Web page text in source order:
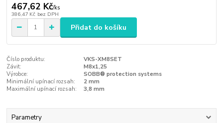
467,62 Kč/ks
386,47 Kč bez DPH
Přidat do košíku
Číslo produktu:
VKS-XM8SET
Závit:
M8x1,25
Výrobce:
SOBB® protection systems
Minimální upínací rozsah:
2 mm
Maximální upínací rozsah:
3,8 mm
Parametry